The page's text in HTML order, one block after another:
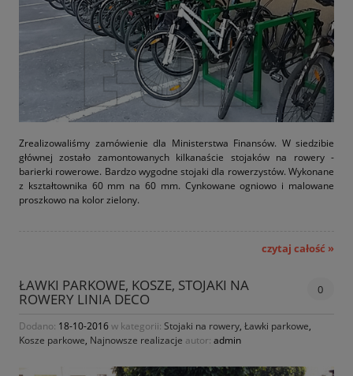
Zrealizowaliśmy zamówienie dla Ministerstwa Finansów. W siedzibie
głównej zostało zamontowanych kilkanaście stojaków na rowery -
barierki rowerowe. Bardzo wygodne stojaki dla rowerzystów. Wykonane
z kształtownika 60 mm na 60 mm. Cynkowane ogniowo i malowane
proszkowo na kolor zielony.
czytaj całość »
ŁAWKI PARKOWE, KOSZE, STOJAKI NA
ROWERY LINIA DECO
0
Dodano: 18-10-2016w kategorii: Stojaki na rowery, Ławki parkowe,
Kosze parkowe, Najnowsze realizacje autor: admin